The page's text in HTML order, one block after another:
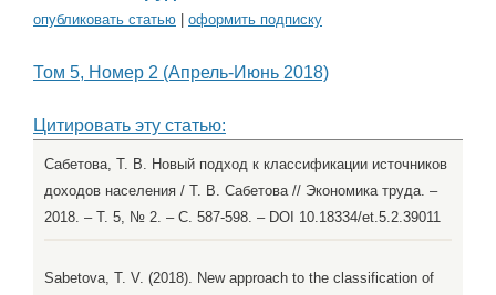
опубликовать статью оформить подписку
Том 5, Номер 2 (Апрель-Июнь 2018)
Цитировать эту статью:
Сабетова, Т. В. Новый подход к классификации источников
доходов населения / Т. В. Сабетова // Экономика труда. –
2018. – Т. 5, № 2. – С. 587-598. – DOI 10.18334/et.5.2.39011
Sabetova, T. V. (2018). New approach to the classification of